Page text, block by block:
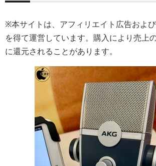
※本サイトは、アフィリエイト広告およ
を得て運営しています。購入により売上
に還元されることがあります。